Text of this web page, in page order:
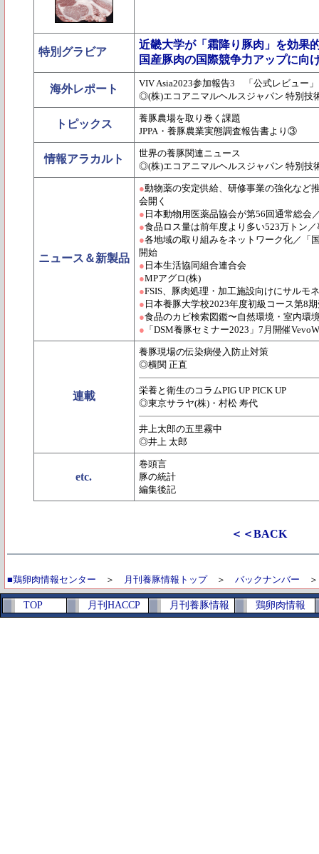
特別グラビア
近畿大学が「霜降り豚肉」を効果
国産豚肉の国際競争力アップに向
海外レポート
VIV Asia2023参加報告3 「公式レビュー」
◎(株)エコアニマルヘルスジャパン 特別技
トピックス
養豚農場を取り巻く課題
JPPA・養豚農業実態調査報告書より③
情報アラカルト
世界の養豚関連ニュース
◎(株)エコアニマルヘルスジャパン 特別技
ニュース＆新製品
●動物薬の安定供給、研修事業の強化など
会開く
● 日本動物用医薬品協会が第56回通常総会
●食品ロス量は前年度より多い523万トン
●各地域の取り組みをネットワーク化／「
開始
● 日本生活協同組合連合会
●MPアグロ(株)
●FSIS、豚肉処理・加工施設向けにサルモ
● 日本養豚大学校2023年度初級コース第8
●食品のカビ検索図鑑〜自然環境・室内環
● 「DSM養豚セミナー2023」7月開催
連載
養豚現場の伝染病侵入防止対策
◎横関 正直
栄養と衛生のコラムPIG UP PICK UP
◎東京サラヤ(株)・村松 寿代
井上太郎の五里霧中
◎井上 太郎
etc.
巻頭言
豚の統計
編集後記
＜＜BACK
■鶏卵肉情報センター ＞ 月刊養豚情報トップ＞ バックナンバー
TOP 月刊HACCP 月刊養豚情報 鶏卵肉情報